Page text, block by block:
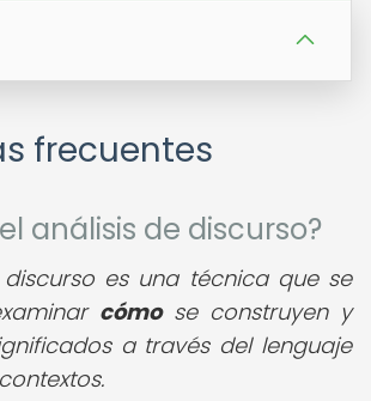
frecuentes
análisis de discurso?
discurso es una técnica que se
cómose construyen y
a través del lenguaje